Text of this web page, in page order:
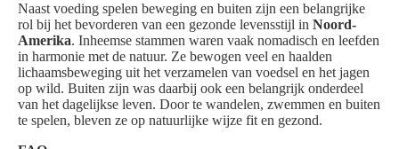
Naast voeding spelen beweging en buiten zijn een belangrijke
rol bij het bevorderen van een gezonde levensstijl in Noord-
Amerika. Inheemse stammen waren vaak nomadisch en leefden
in harmonie met de natuur. Ze bewogen veel en haalden
lichaamsbeweging uit het verzamelen van voedsel en het jagen
op wild. Buiten zijn was daarbij ook een belangrijk onderdeel
van het dagelijkse leven. Door te wandelen, zwemmen en buiten
te spelen, bleven ze op natuurlijke wijze fit en gezond.